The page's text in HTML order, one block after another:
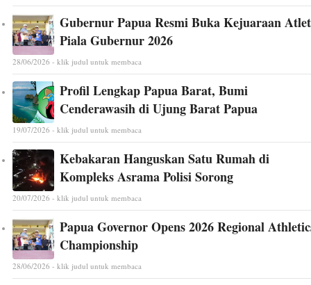
Gubernur Papua Resmi Buka Kejuaraan
Piala Gubernur 2026
28/06/2026 - klik judul untuk membaca
Profil Lengkap Papua Barat, Bumi
Cenderawasih di Ujung Barat Papua
19/07/2026 - klik judul untuk membaca
Kebakaran Hanguskan Satu Rumah di
Kompleks Asrama Polisi Sorong
20/07/2026 - klik judul untuk membaca
Papua Governor Opens 2026 Regional
Championship
28/06/2026 - klik judul untuk membaca